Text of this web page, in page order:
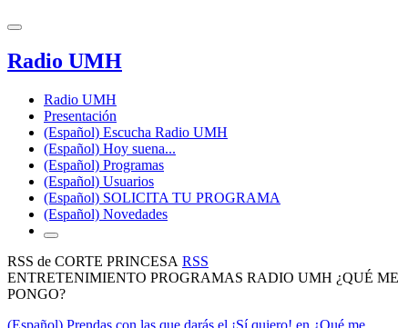
Radio UMH
Radio UMH
Presentación
(Español) Escucha Radio UMH
(Español) Hoy suena...
(Español) Programas
(Español) Usuarios
(Español) SOLICITA TU PROGRAMA
(Español) Novedades
RSS de CORTE PRINCESA RSS
ENTRETENIMIENTO PROGRAMAS RADIO UMH ¿QUÉ ME
PONGO?
(Español) Prendas con las que darás el ¡Sí quiero! en ¿Qué me